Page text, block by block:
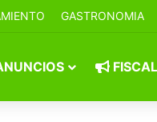
GASTRONOMIA